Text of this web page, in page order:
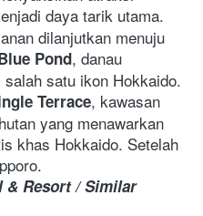
daya tarik utama.
Pond, danau
satu ikon Hokkaido.
Terrace, kawasan
yang menawarkan
khas Hokkaido. Setelah
& Resort / Similar